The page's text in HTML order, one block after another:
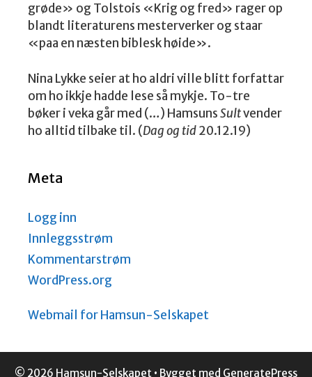
grøde» og Tolstois «Krig og fred» rager op
blandt literaturens mesterverker og staar
«paa en næsten biblesk høide».
Nina Lykke seier at ho aldri ville blitt forfattar
om ho ikkje hadde lese så mykje. To-tre
bøker i veka går med (…) HamsunsSultvender
ho alltid tilbake til. (Dag og tid20.12.19)
Meta
Logg inn
Innleggsstrøm
Kommentarstrøm
WordPress.org
Webmail for Hamsun-Selskapet
© 2026 Hamsun-Selskapet • Bygget med GeneratePress